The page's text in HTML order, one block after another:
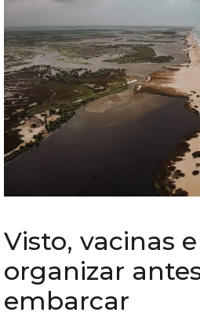
Visto, vacinas
organizar
embarcar